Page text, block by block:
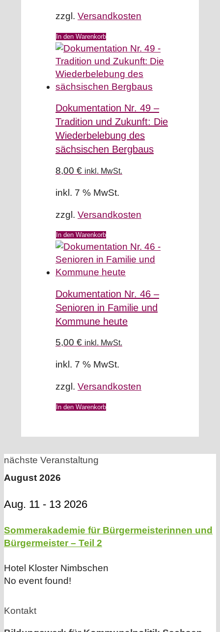
zzgl. Versandkosten
In den Warenkorb
Dokumentation Nr. 49 –
Tradition und Zukunft: Die
Wiederbelebung des
sächsischen Bergbaus
8,00 € inkl. MwSt.
inkl. 7 % MwSt.
zzgl. Versandkosten
In den Warenkorb
Dokumentation Nr. 46 –
Senioren in Familie und
Kommune heute
5,00 € inkl. MwSt.
inkl. 7 % MwSt.
zzgl. Versandkosten
In den Warenkorb
nächste Veranstaltung
August 2026
Aug. 11 - 13 2026
Sommerakademie für Bürgermeisterinnen und
Bürgermeister – Teil 2
Hotel Kloster Nimbschen
No event found!
Kontakt